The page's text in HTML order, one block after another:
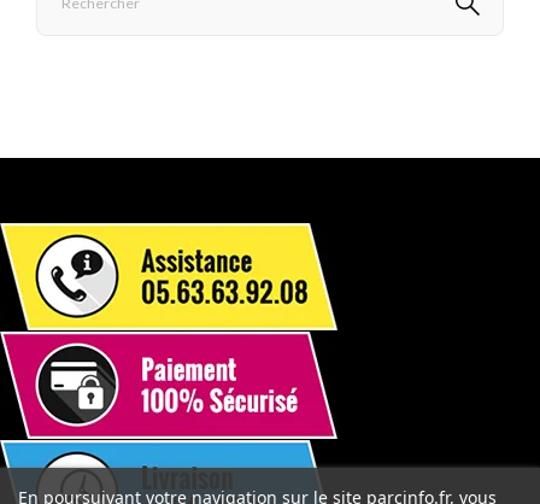
En poursuivant votre navigation sur le site parcinfo.fr, vous